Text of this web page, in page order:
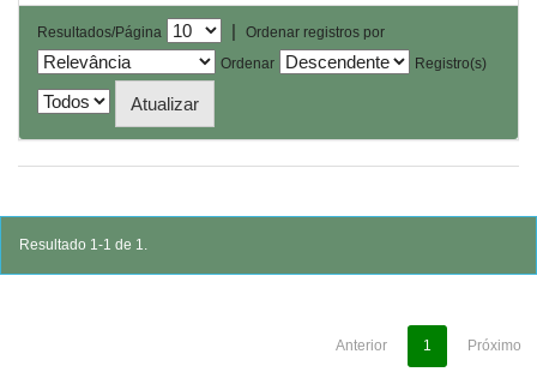
Resultados/Página |
Ordenar registros por
Ordenar
Registro(s)
Resultado 1-1 de 1.
Anterior 1 Próximo